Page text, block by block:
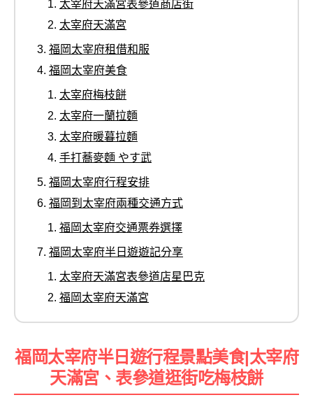
太宰府天滿宮表參道商店街
太宰府天滿宮
福岡太宰府租借和服
福岡太宰府美食
太宰府梅枝餅
太宰府一蘭拉麵
太宰府暖暮拉麵
手打蕎麥麵 やす武
福岡太宰府行程安排
福岡到太宰府兩種交通方式
福岡太宰府交通票券選擇
福岡太宰府半日遊遊記分享
太宰府天滿宮表參道店星巴克
福岡太宰府天滿宮
福岡太宰府半日遊行程景點美食|太宰府
天滿宮、表參道逛街吃梅枝餅